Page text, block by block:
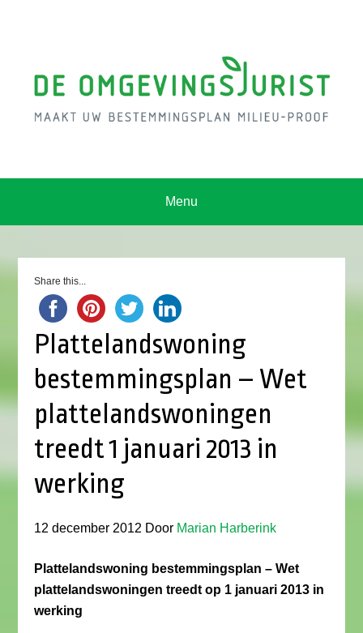
Menu
Share this...
Plattelandswoning
bestemmingsplan – Wet
plattelandswoningen
treedt 1 januari 2013 in
werking
12 december 2012 Door Marian Harberink
Plattelandswoning bestemmingsplan – Wet
plattelandswoningen treedt op 1 januari 2013 in
werking